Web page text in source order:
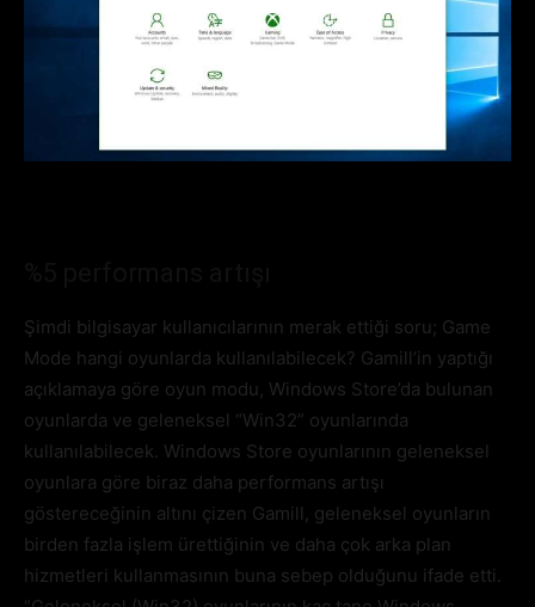
Şimdi bilgisayar kullanıcılarının merak ettiği soru; Game
Mode hangi oyunlarda kullanılabilecek? Gamill’in yaptığı
açıklamaya göre oyun modu, Windows Store’da bulunan
oyunlarda ve geleneksel “Win32” oyunlarında
kullanılabilecek. Windows Store oyunlarının geleneksel
oyunlara göre biraz daha performans artışı
göstereceğinin altını çizen Gamill, geleneksel oyunların
birden fazla işlem ürettiğinin ve daha çok arka plan
hizmetleri kullanmasının buna sebep olduğunu ifade etti.